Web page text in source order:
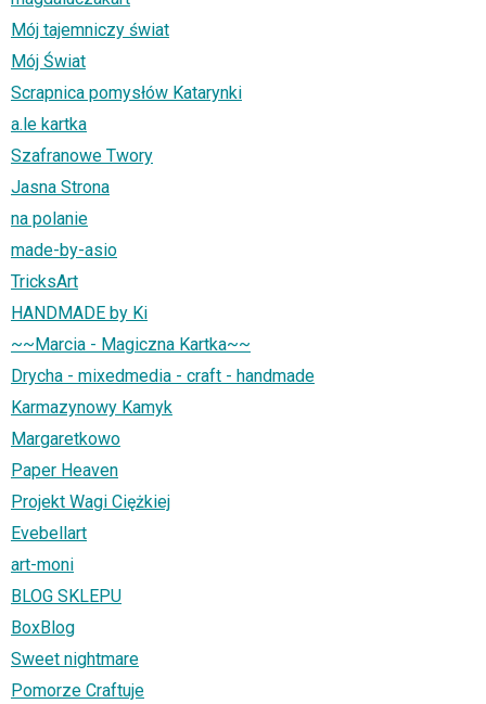
Mój tajemniczy świat
Mój Świat
Scrapnica pomysłów Katarynki
a.le kartka
Szafranowe Twory
Jasna Strona
na polanie
made-by-asio
TricksArt
HANDMADE by Ki
~~Marcia - Magiczna Kartka~~
Drycha - mixedmedia - craft - handmade
Karmazynowy Kamyk
Margaretkowo
Paper Heaven
Projekt Wagi Ciężkiej
Evebellart
art-moni
BLOG SKLEPU
BoxBlog
Sweet nightmare
Pomorze Craftuje